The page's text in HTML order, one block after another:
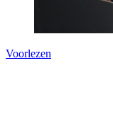
Voorlezen